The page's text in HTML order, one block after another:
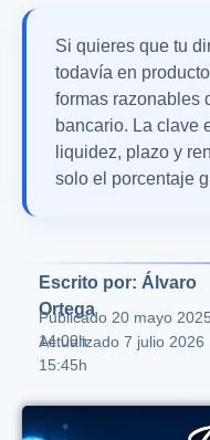
Si quieres que tu
todavía en
formas razonables
bancario. La clave
liquidez, plazo y
solo el porcentaje
Escrito por: Álvaro
Ortega
Publicado 20 mayo 2025
14:00h
Actualizado 7 julio 2026
15:45h